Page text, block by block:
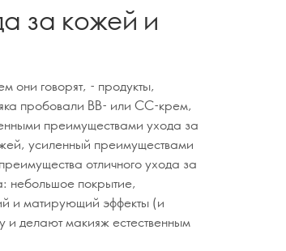
за кожей и
они говорят, - продукты,
пробовали BB- или CC-крем,
преимуществами ухода за
усиленный преимуществами
отличного ухода за
небольшое покрытие,
и матирующий эффекты (и
и делают макияж естественным